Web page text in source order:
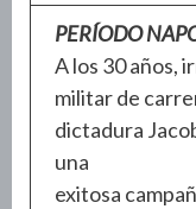
PERÍODO
A los 30 años,
militar de
dictadura
una
exitosa